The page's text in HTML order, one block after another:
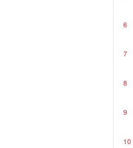
6
7
8
9
10